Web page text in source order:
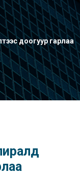
доогуур гарлаа